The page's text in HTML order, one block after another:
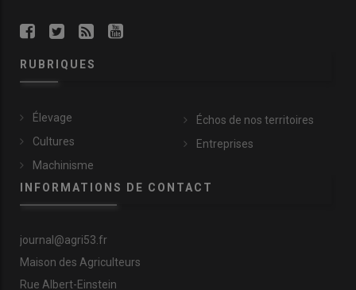
RUBRIQUES
Élevage
Cultures
Machinisme
Échos de nos territoires
Entreprises
INFORMATIONS DE CONTACT
journal@agri53.fr
Maison des Agriculteurs
Rue Albert-Einstein